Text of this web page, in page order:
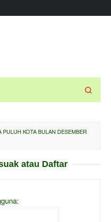
KOTA BULAN DESEMBER
atau Daftar